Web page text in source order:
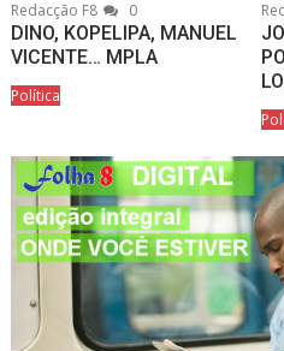
Redacção F8 0
DINO, KOPELIPA, MANUEL
VICENTE… MPLA
Política